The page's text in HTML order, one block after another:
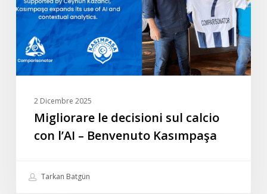
con
Benvenuto
Kasımpaşa
2 Dicembre 2025
Migliorare le decisioni sul calcio
con l’AI – Benvenuto Kasımpaşa
Tarkan Batgün